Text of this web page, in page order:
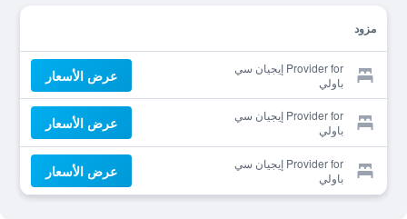
مزود
Provider for إيجيان سي
باولي
عرض الأسعار
Provider for إيجيان سي
باولي
عرض الأسعار
Provider for إيجيان سي
باولي
عرض الأسعار